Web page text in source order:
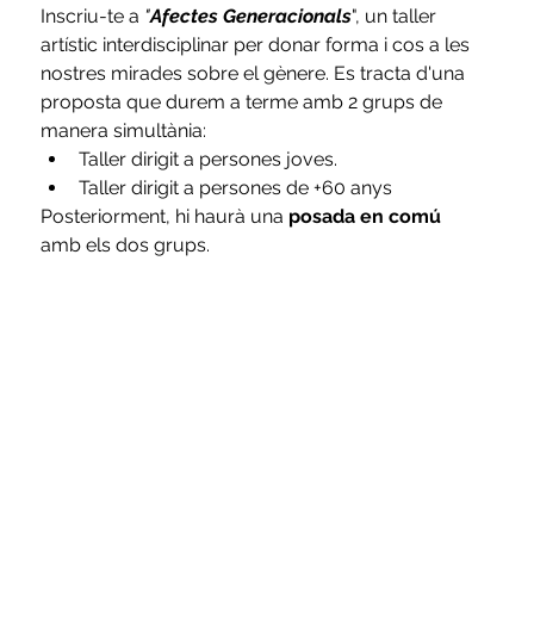
Inscriu-te a "Afectes Generacionals", un taller
artístic interdisciplinar per donar forma i cos a les
nostres mirades sobre el gènere. Es tracta d'una
proposta que durem a terme amb 2 grups de
manera simultània:
Taller dirigit a persones joves.
Taller dirigit a persones de +60 anys
Posteriorment, hi haurà una posada en comú
amb els dos grups.